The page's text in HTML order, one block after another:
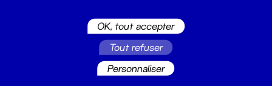
billetterie@leGrandT.fr
Du lundi au vendredi 14h → 18h
OK, tout accepter
Tout refuser
Personnaliser